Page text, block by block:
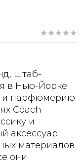
штаб-
в Нью-Йорке.
и парфюмерию
Coach
и
аксессуар
материалов
они